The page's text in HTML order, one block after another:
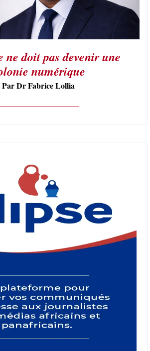
ne doit pas devenir une
numérique
Par Dr Fabrice Lollia